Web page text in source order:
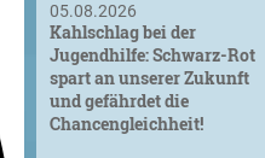
05.08.2026
Kahlschlag bei der
Jugendhilfe: Schwarz-Rot
spart an unserer Zukunft
und gefährdet die
Chancengleichheit!